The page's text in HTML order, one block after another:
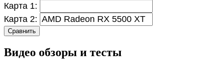
Карта 1:
Карта 2:
Сравнить
Видео обзоры и тесты